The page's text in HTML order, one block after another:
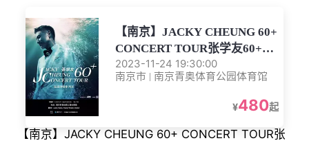
【南京】JACKY CHEUNG 60+
CONCERT TOUR张学友60+巡
回演唱会 南京站
2023-11-24 19:30:00
南京市 | 南京青奥体育公园体育馆
¥480起
【南京】JACKY CHEUNG 60+ CONCERT TOUR张